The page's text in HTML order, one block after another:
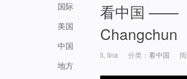
国际
美国
中国
地方
看中国 ——
Changchun
li, lina 分类： 看中国